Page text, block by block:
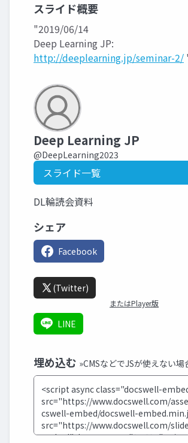
スライド概要
"2019/06/14
Deep Learning JP:
http://deeplearning.jp/seminar-2/
Deep Learning JP
@DeepLearning2023
スライド一覧
DL輪読会資料
シェア
Facebook
(Twitter)
またはPlayer版
LINE
埋め込む »CMSなどでJSが使えない場